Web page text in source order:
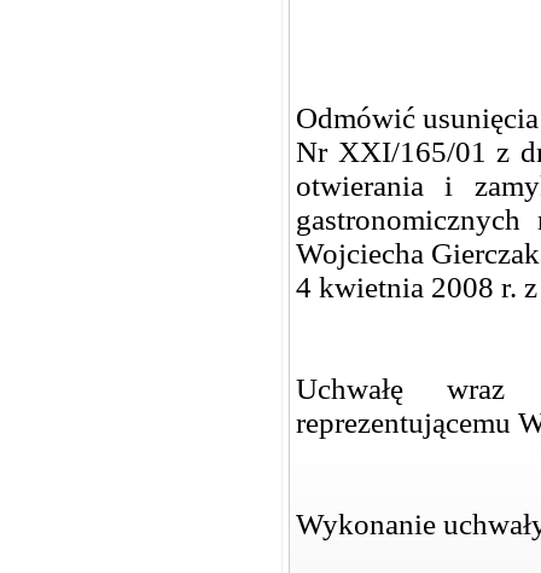
Odmówić
Nr XXI/165/01 z
otwierania i
Wojciecha
4 kwietnia 2008 r.
Uchwałę wraz
reprezentującemu
Wykonanie